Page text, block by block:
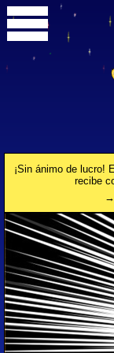
¡Sin ánimo de lucro!
recibe